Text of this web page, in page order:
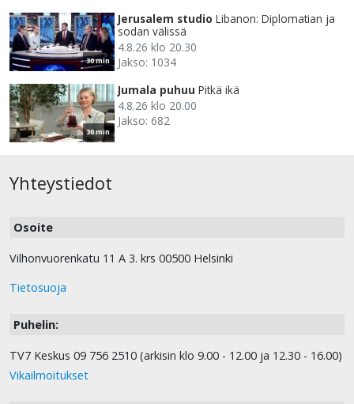
30 min
Jerusalem studio Libanon: Diplomatian ja
sodan välissä
4.8.26 klo 20.30
Jakso: 1034
30 min
Jumala puhuu Pitkä ikä
4.8.26 klo 20.00
Jakso: 682
Yhteystiedot
Osoite
Vilhonvuorenkatu 11 A 3. krs 00500 Helsinki
Tietosuoja
Puhelin:
TV7 Keskus 09 756 2510 (arkisin klo 9.00 - 12.00 ja 12.30 - 16.00)
Vikailmoitukset